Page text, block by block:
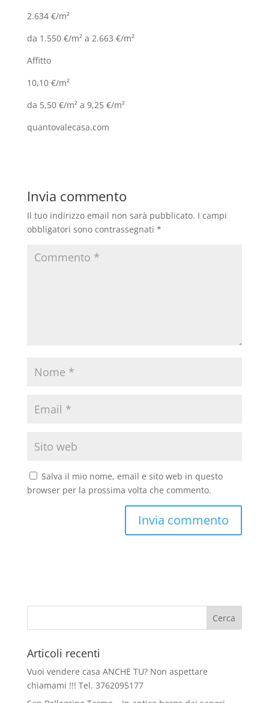
2.634 €/m²
da 1.550 €/m² a 2.663 €/m²
Affitto
10,10 €/m²
da 5,50 €/m² a 9,25 €/m²
quantovalecasa.com
Invia commento
Il tuo indirizzo email non sarà pubblicato. I campi
obbligatori sono contrassegnati *
Salva il mio nome, email e sito web in questo
browser per la prossima volta che commento.
Articoli recenti
Vuoi vendere casa ANCHE TU? Non aspettare
chiamami !!! Tel. 3762095177